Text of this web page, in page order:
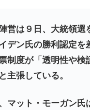
営は９日、大統領
デン氏の勝利認定
制度が「透明性や
主張している。
マット・モーガン